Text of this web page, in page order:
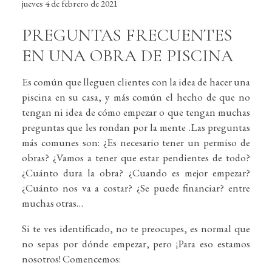
jueves 4 de febrero de 2021
PREGUNTAS FRECUENTES
EN UNA OBRA DE PISCINA
Es común que lleguen clientes con la idea de hacer una
piscina en su casa, y más común el hecho de que no
tengan ni idea de cómo empezar o que tengan muchas
preguntas que les rondan por la mente .Las preguntas
más comunes son: ¿Es necesario tener un permiso de
obras? ¿Vamos a tener que estar pendientes de todo?
¿Cuánto dura la obra? ¿Cuando es mejor empezar?
¿Cuánto nos va a costar? ¿Se puede financiar? entre
muchas otras…
Si te ves identificado, no te preocupes, es normal que
no sepas por dónde empezar, pero ¡Para eso estamos
nosotros! Comencemos: